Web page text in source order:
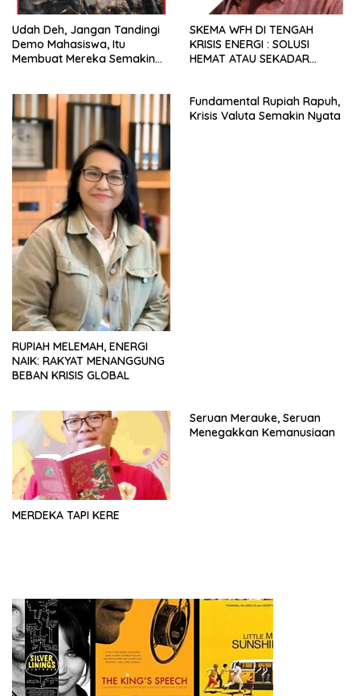
Udah Deh, Jangan Tandingi
Demo Mahasiswa, Itu
Membuat Mereka Semakin
SKEMA WFH DI TENGAH
KRISIS ENERGI : SOLUSI
HEMAT ATAU SEKADAR
RUPIAH MELEMAH, ENERGI
NAIK: RAKYAT MENANGGUNG
BEBAN KRISIS GLOBAL
Fundamental Rupiah Rapuh,
Krisis Valuta Semakin Nyata
MERDEKA TAPI KERE
Seruan Merauke, Seruan
Menegakkan Kemanusiaan